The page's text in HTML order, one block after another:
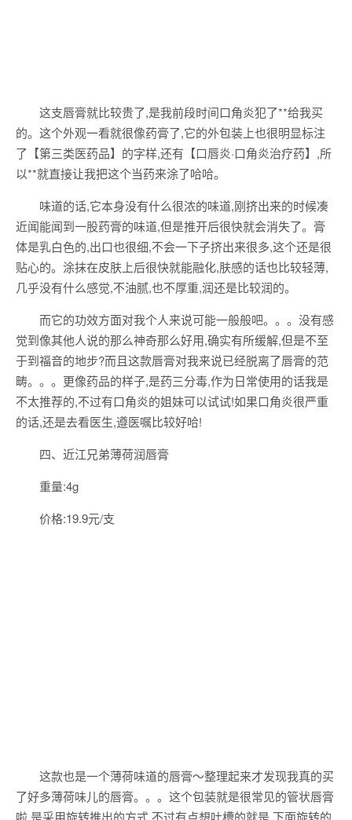
这支唇膏就比较贵了,是我前段时间口角炎犯了**给我买
的。这个外观一看就很像药膏了,它的外包装上也很明显标注
了【第三类医药品】的字样,还有【口唇炎·口角炎治疗药】,所
以**就直接让我把这个当药来涂了哈哈。
味道的话,它本身没有什么很浓的味道,刚挤出来的时候凑
近闻能闻到一股药膏的味道,但是推开后很快就会消失了。膏
体是乳白色的,出口也很细,不会一下子挤出来很多,这个还是很
贴心的。涂抹在皮肤上后很快就能融化,肤感的话也比较轻薄,
几乎没有什么感觉,不油腻,也不厚重,润还是比较润的。
而它的功效方面对我个人来说可能一般般吧。。。没有感
觉到像其他人说的那么神奇那么好用,确实有所缓解,但是不至
于到福音的地步?而且这款唇膏对我来说已经脱离了唇膏的范
畴。。。更像药品的样子,是药三分毒,作为日常使用的话我是
不太推荐的,不过有口角炎的姐妹可以试试!如果口角炎很严重
的话,还是去看医生,遵医嘱比较好哈!
四、近江兄弟薄荷润唇膏
重量:4g
价格:19.9元/支
这款也是一个薄荷味道的唇膏～整理起来才发现我真的买
了好多薄荷味儿的唇膏。。。这个包装就是很常见的管状唇膏
啦,是采用旋转推出的方式,不过有点想吐槽的就是,下面旋转的